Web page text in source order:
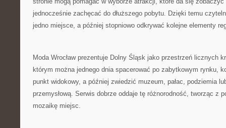
jednocześnie zachęcać do dłuższego pobytu. Dzięki temu
jedno miejsce, a później stopniowo odkrywać kolejne elementy
Moda Wrocław prezentuje Dolny Śląsk jako przestrzeń licznych
którym można jednego dnia spacerować po zabytkowym rynku,
punkt widokowy, a później zwiedzić muzeum, pałac, podziemia
przemysłową. Serwis dobrze oddaje tę różnorodność, tworząc z
mozaikę miejsc.